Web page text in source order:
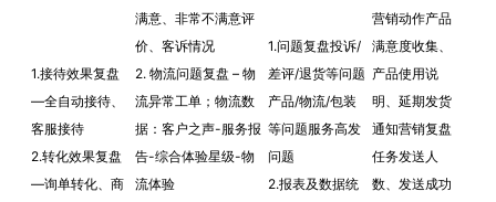
1.接待效果复盘
—全自动接待、
客服接待
2.转化效果复盘
—询单转化、商
满意、非常不满意评
价、客诉情况
2. 物流问题复盘 – 物
流异常工单；物流数
据：客户之声-服务报
告-综合体验星级-物
流体验
1.问题复盘投诉/
差评/退货等问题
产品/物流/包装
等问题服务高发
问题
2.报表及数据统
营销动作产品
满意度收集、
产品使用说
明、延期发货
通知营销复盘
任务发送人
数、发送成功